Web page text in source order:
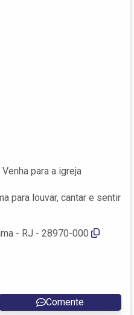
para a igreja
para louvar, cantar e sentir
- RJ - 28970-000
Comente